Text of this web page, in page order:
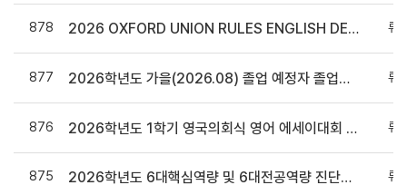
878 2026 OXFORD UNION RULES ENGLISH DEBATE 개최 안내 류
877 2026학년도 가을(2026.08) 졸업 예정자 졸업논문 제출 안내 류
876 2026학년도 1학기 영국의회식 영어 에세이대회 "SHOULD A FORMAL“RIGHT TO BE FORGOTTEN”LAW BE ADOPTED IN SOUTH KOREA?" 류
875 2026학년도 6대핵심역량 및 6대전공역량 진단검사(1차) 시행 안내 류